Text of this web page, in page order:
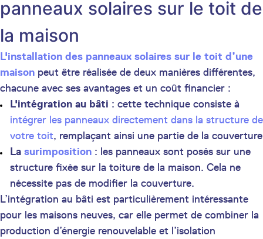
panneaux solaires sur le toit de
la maison
L'installation des panneaux solaires sur le toit d’une
maison peut être réalisée de deux manières différentes,
chacune avec ses avantages et un coût financier :
L'intégration au bâti : cette technique consiste à
intégrer les panneaux directement dans la structure de
votre toit, remplaçant ainsi une partie de la
La surimposition : les panneaux sont posés sur une
structure fixée sur la toiture de la maison. Cela ne
nécessite pas de modifier la couverture.
L’intégration au bâti est particulièrement intéressante
pour les maisons neuves, car elle permet de combiner la
production d’énergie renouvelable et l’isolation